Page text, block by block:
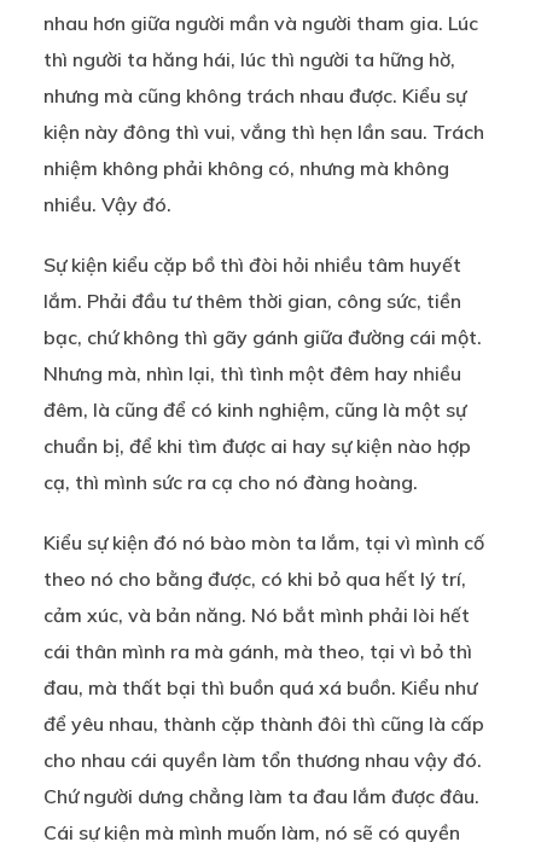
nhau hơn giữa người mần và người tham gia. Lúc
thì người ta hăng hái, lúc thì người ta hững hờ,
nhưng mà cũng không trách nhau được. Kiểu sự
kiện này đông thì vui, vắng thì hẹn lần sau. Trách
nhiệm không phải không có, nhưng mà không
nhiều. Vậy đó.
Sự kiện kiểu cặp bồ thì đòi hỏi nhiều tâm huyết
lắm. Phải đầu tư thêm thời gian, công sức, tiền
bạc, chứ không thì gãy gánh giữa đường cái một.
Nhưng mà, nhìn lại, thì tình một đêm hay nhiều
đêm, là cũng để có kinh nghiệm, cũng là một sự
chuẩn bị, để khi tìm được ai hay sự kiện nào hợp
cạ, thì mình sức ra cạ cho nó đàng hoàng.
Kiểu sự kiện đó nó bào mòn ta lắm, tại vì mình cố
theo nó cho bằng được, có khi bỏ qua hết lý trí,
cảm xúc, và bản năng. Nó bắt mình phải lòi hết
cái thân mình ra mà gánh, mà theo, tại vì bỏ thì
đau, mà thất bại thì buồn quá xá buồn. Kiểu như
để yêu nhau, thành cặp thành đôi thì cũng là cấp
cho nhau cái quyền làm tổn thương nhau vậy đó.
Chứ người dưng chẳng làm ta đau lắm được đâu.
Cái sự kiện mà mình muốn làm, nó sẽ có quyền